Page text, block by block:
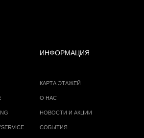
ИНФОРМАЦИЯ
КАРТА ЭТАЖЕЙ
О НАС
НОВОСТИ И АКЦИИ
СОБЫТИЯ